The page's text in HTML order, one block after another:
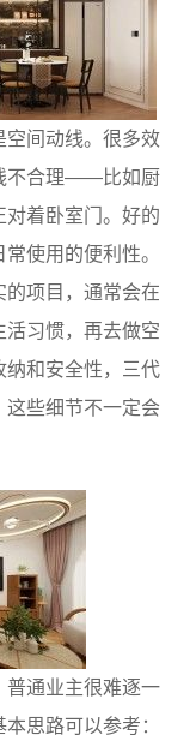
空间动线。很多效
不合理——比如厨
对着卧室门。好的
使用的便利性。
的项目，通常会在
习惯，再去做空
纳和安全性，三代
这些细节不一定会
普通业主很难逐一
思路可以参考：